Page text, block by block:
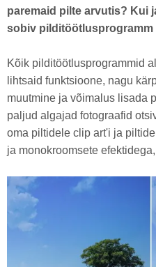
paremaid pilte arvutis? Kui
sobiv pilditöötlusprogramm
Kõik pilditöötlusprogrammid
lihtsaid funktsioone, nagu
muutmine ja võimalus lisada
paljud algajad fotograafid
oma piltidele clip art'i ja
ja monokroomsete